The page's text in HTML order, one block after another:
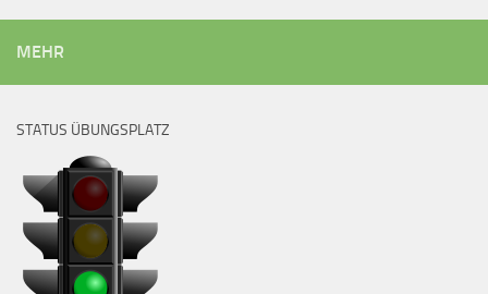
MEHR
STATUS ÜBUNGSPLATZ